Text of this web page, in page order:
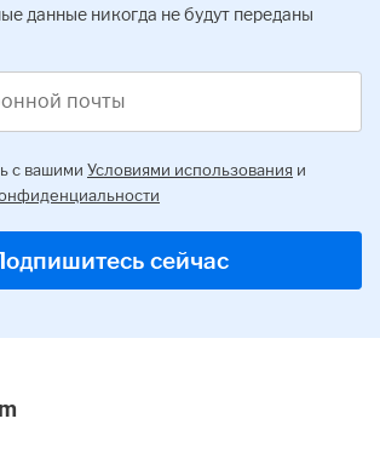
данные никогда не будут переданы
почты
с вашими Условиями использования и
Regulator
сейчас